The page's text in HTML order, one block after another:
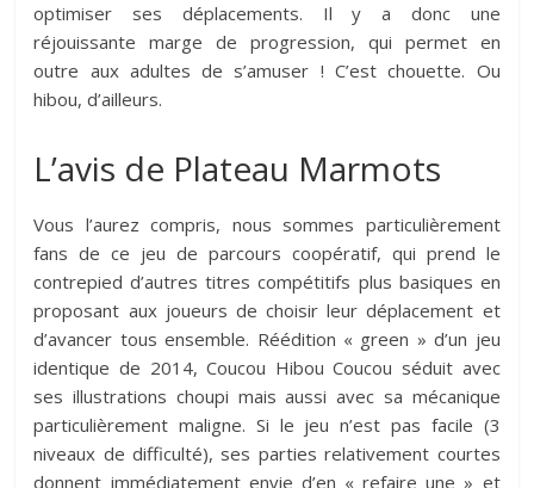
optimiser ses déplacements. Il y a donc une
réjouissante marge de progression, qui permet en
outre aux adultes de s’amuser ! C’est chouette. Ou
hibou, d’ailleurs.
L’avis de Plateau Marmots
Vous l’aurez compris, nous sommes particulièrement
fans de ce jeu de parcours coopératif, qui prend le
contrepied d’autres titres compétitifs plus basiques en
proposant aux joueurs de choisir leur déplacement et
d’avancer tous ensemble. Réédition « green » d’un jeu
identique de 2014, Coucou Hibou Coucou séduit avec
ses illustrations choupi mais aussi avec sa mécanique
particulièrement maligne. Si le jeu n’est pas facile (3
niveaux de difficulté), ses parties relativement courtes
donnent immédiatement envie d’en « refaire une » et